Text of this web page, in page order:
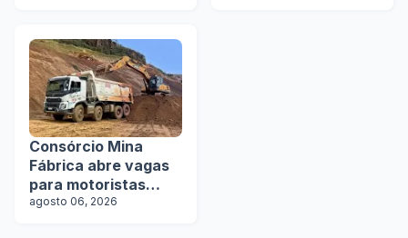
Consórcio Mina
Fábrica abre vagas
para motoristas
categoria D
agosto 06, 2026